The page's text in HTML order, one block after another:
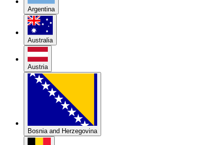
Argentina
Australia
Austria
Bosnia and Herzegovina